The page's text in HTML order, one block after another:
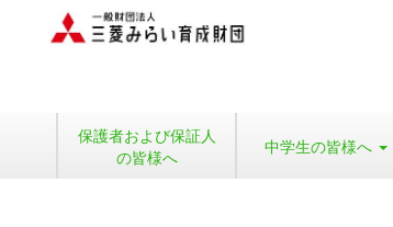
保護者および保証人
の皆様へ
中学生の皆様へ